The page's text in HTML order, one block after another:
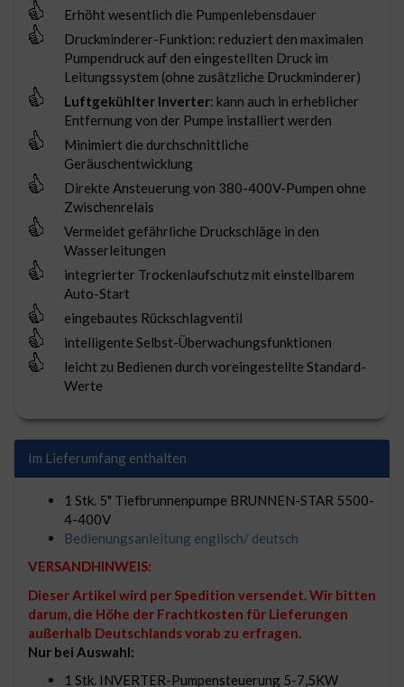
Erhöht wesentlich die Pumpenlebensdauer
Druckminderer-Funktion: reduziert den maximalen
Pumpendruck auf den eingestellten Druck im
Leitungssystem (ohne zusätzliche Druckminderer)
Luftgekühlter Inverter: kann auch in erheblicher
Entfernung von der Pumpe installiert werden
Minimiert die durchschnittliche
Geräuschentwicklung
Direkte Ansteuerung von 380-400V-Pumpen ohne
Zwischenrelais
Vermeidet gefährliche Druckschläge in den
Wasserleitungen
integrierter Trockenlaufschutz mit einstellbarem
Auto-Start
eingebautes Rückschlagventil
intelligente Selbst-Überwachungsfunktionen
leicht zu Bedienen durch voreingestellte Standard-
Werte
Im Lieferumfang enthalten
1 Stk. 5" Tiefbrunnenpumpe BRUNNEN-STAR 5500-
4-400V
Bedienungsanleitung englisch/ deutsch
VERSANDHINWEIS:
Dieser Artikel wird per Spedition versendet. Wir bitten
darum, die Höhe der Frachtkosten für Lieferungen
außerhalb Deutschlands vorab zu erfragen.
Nur bei Auswahl:
1 Stk. INVERTER-Pumpensteuerung 5-7,5KW